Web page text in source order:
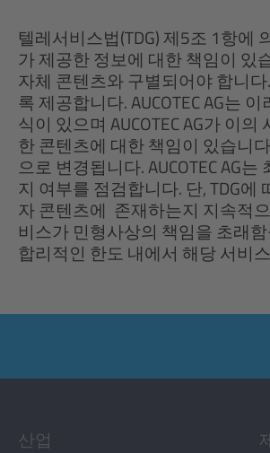
텔레서비스법(TDG) 제5조 1항에
가 제공한 정보에 대한 책임이 있
자체 콘텐츠와 구별되어야 합니
록 제공합니다. AUCOTEC AG는
식이 있으며 AUCOTEC AG가 이
한 콘텐츠에 대한 책임이 있습니
으로 변경됩니다. AUCOTEC AG
지 여부를 점검합니다. 단, TDG에
자 콘텐츠에 존재하는지 지속적
비스가 민형사상의 책임을 초래
합리적인 한도 내에서 해당 서비
산업